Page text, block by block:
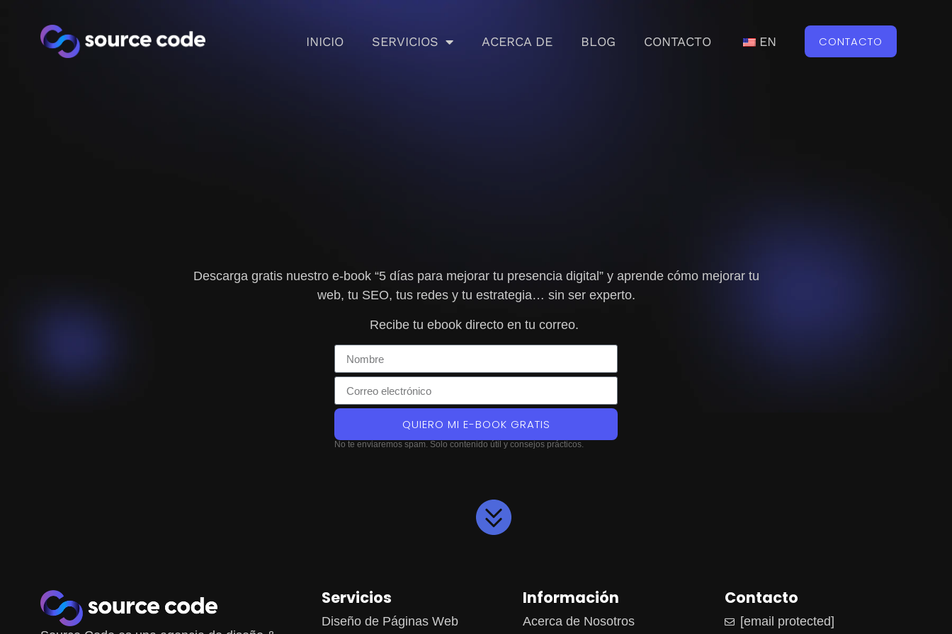
INICIO SERVICIOS ACERCA DE BLOG CONTACTO EN CONTACTO
Descarga gratis nuestro e-book “5 días para mejorar tu presencia digital”y aprende cómo mejorar tu
web, tu SEO, tus redes y tu estrategia… sin ser experto.
Recibe tu ebook directo en tu correo.
QUIERO MI E-BOOK GRATIS
No te enviaremos spam. Solo contenido útil y consejos prácticos.
Servicios
Diseño de Páginas Web
Información
Acerca de Nosotros
Contacto
[email protected]